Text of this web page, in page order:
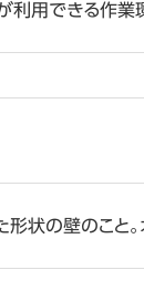
利用できる作業
状の壁のこと